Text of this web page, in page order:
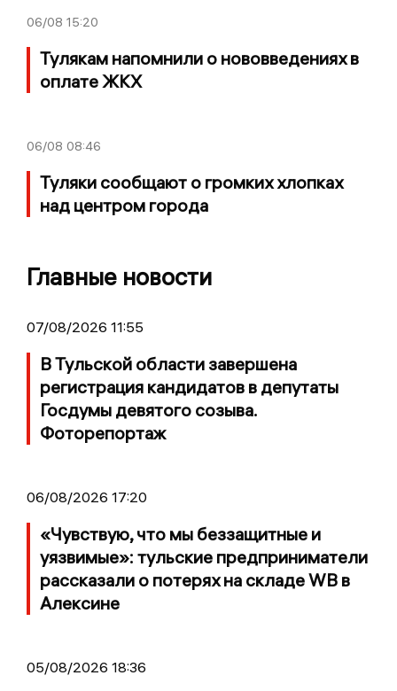
06/08 15:20
Тулякам напомнили о нововведениях в
оплате ЖКХ
06/08 08:46
Туляки сообщают о громких хлопках
над центром города
Главные новости
07/08/2026 11:55
В Тульской области завершена
регистрация кандидатов в депутаты
Госдумы девятого созыва.
Фоторепортаж
06/08/2026 17:20
«Чувствую, что мы беззащитные и
уязвимые»: тульские предприниматели
рассказали о потерях на складе WB в
Алексине
05/08/2026 18:36